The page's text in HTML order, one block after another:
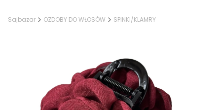
Sajbazar OZDOBY DO WŁOSÓW SPINKI/KLAMRY